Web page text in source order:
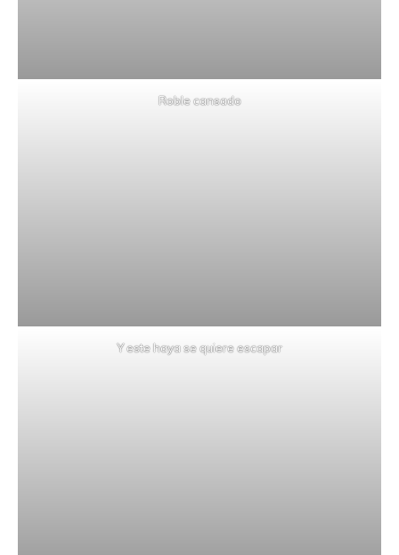
Roble cansado
Y este haya se quiere escapar